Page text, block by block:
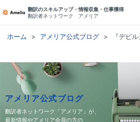
翻訳のスキルアップ・情報収集・仕事獲得
翻訳者ネットワーク アメリア
ホーム アメリア公式ブログ
『デビ
アメリア公式ブログ
翻訳者ネットワーク「アメリア」が、
最新情報やアメリア会員の方の